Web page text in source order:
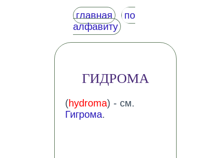
главная
по
алфавиту
ГИДРОМА
(hydroma) - см.
Гигрома.